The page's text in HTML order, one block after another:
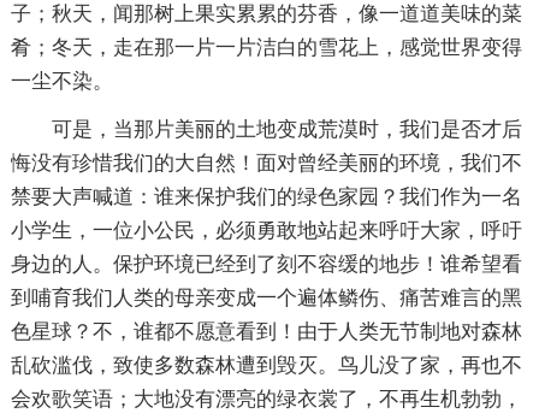
子；秋天，闻那树上果实累累的芬香，像一道道美味的菜
肴；冬天，走在那一片一片洁白的雪花上，感觉世界变得
一尘不染。
可是，当那片美丽的土地变成荒漠时，我们是否才后
悔没有珍惜我们的大自然！面对曾经美丽的环境，我们不
禁要大声喊道：谁来保护我们的绿色家园？我们作为一名
小学生，一位小公民，必须勇敢地站起来呼吁大家，呼吁
身边的人。保护环境已经到了刻不容缓的地步！谁希望看
到哺育我们人类的母亲变成一个遍体鳞伤、痛苦难言的黑
色星球？不，谁都不愿意看到！由于人类无节制地对森林
乱砍滥伐，致使多数森林遭到毁灭。鸟儿没了家，再也不
会欢歌笑语；大地没有漂亮的绿衣裳了，不再生机勃勃，